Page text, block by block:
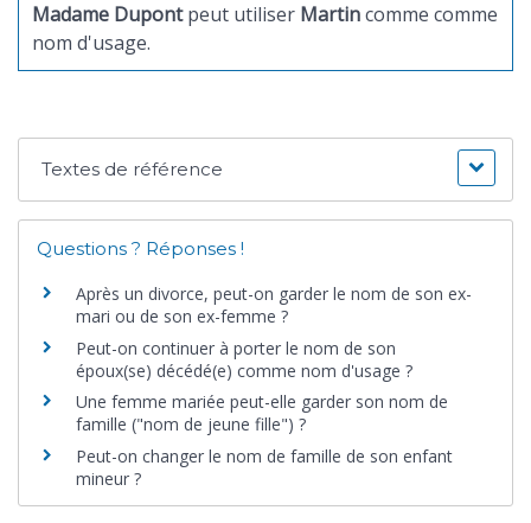
Madame Dupontpeut utiliser Martincomme comme
nom d'usage.
Textes de référence
Questions ? Réponses !
Après un divorce, peut-on garder le nom de son ex-
mari ou de son ex-femme ?
Peut-on continuer à porter le nom de son
époux(se) décédé(e) comme nom d'usage ?
Une femme mariée peut-elle garder son nom de
famille ("nom de jeune fille") ?
Peut-on changer le nom de famille de son enfant
mineur ?